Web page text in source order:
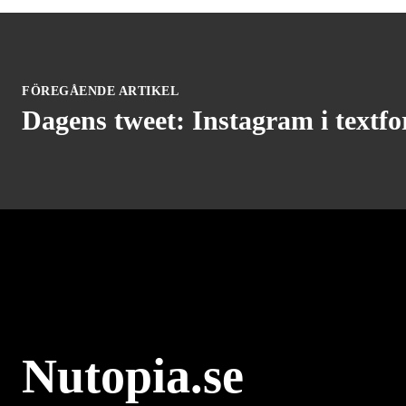
FÖREGÅENDE ARTIKEL
Dagens tweet: Instagram i
Nutopia.se